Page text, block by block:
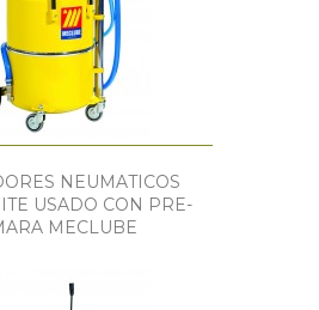
NEUMATICOS
USADO CON PRE-
MECLUBE